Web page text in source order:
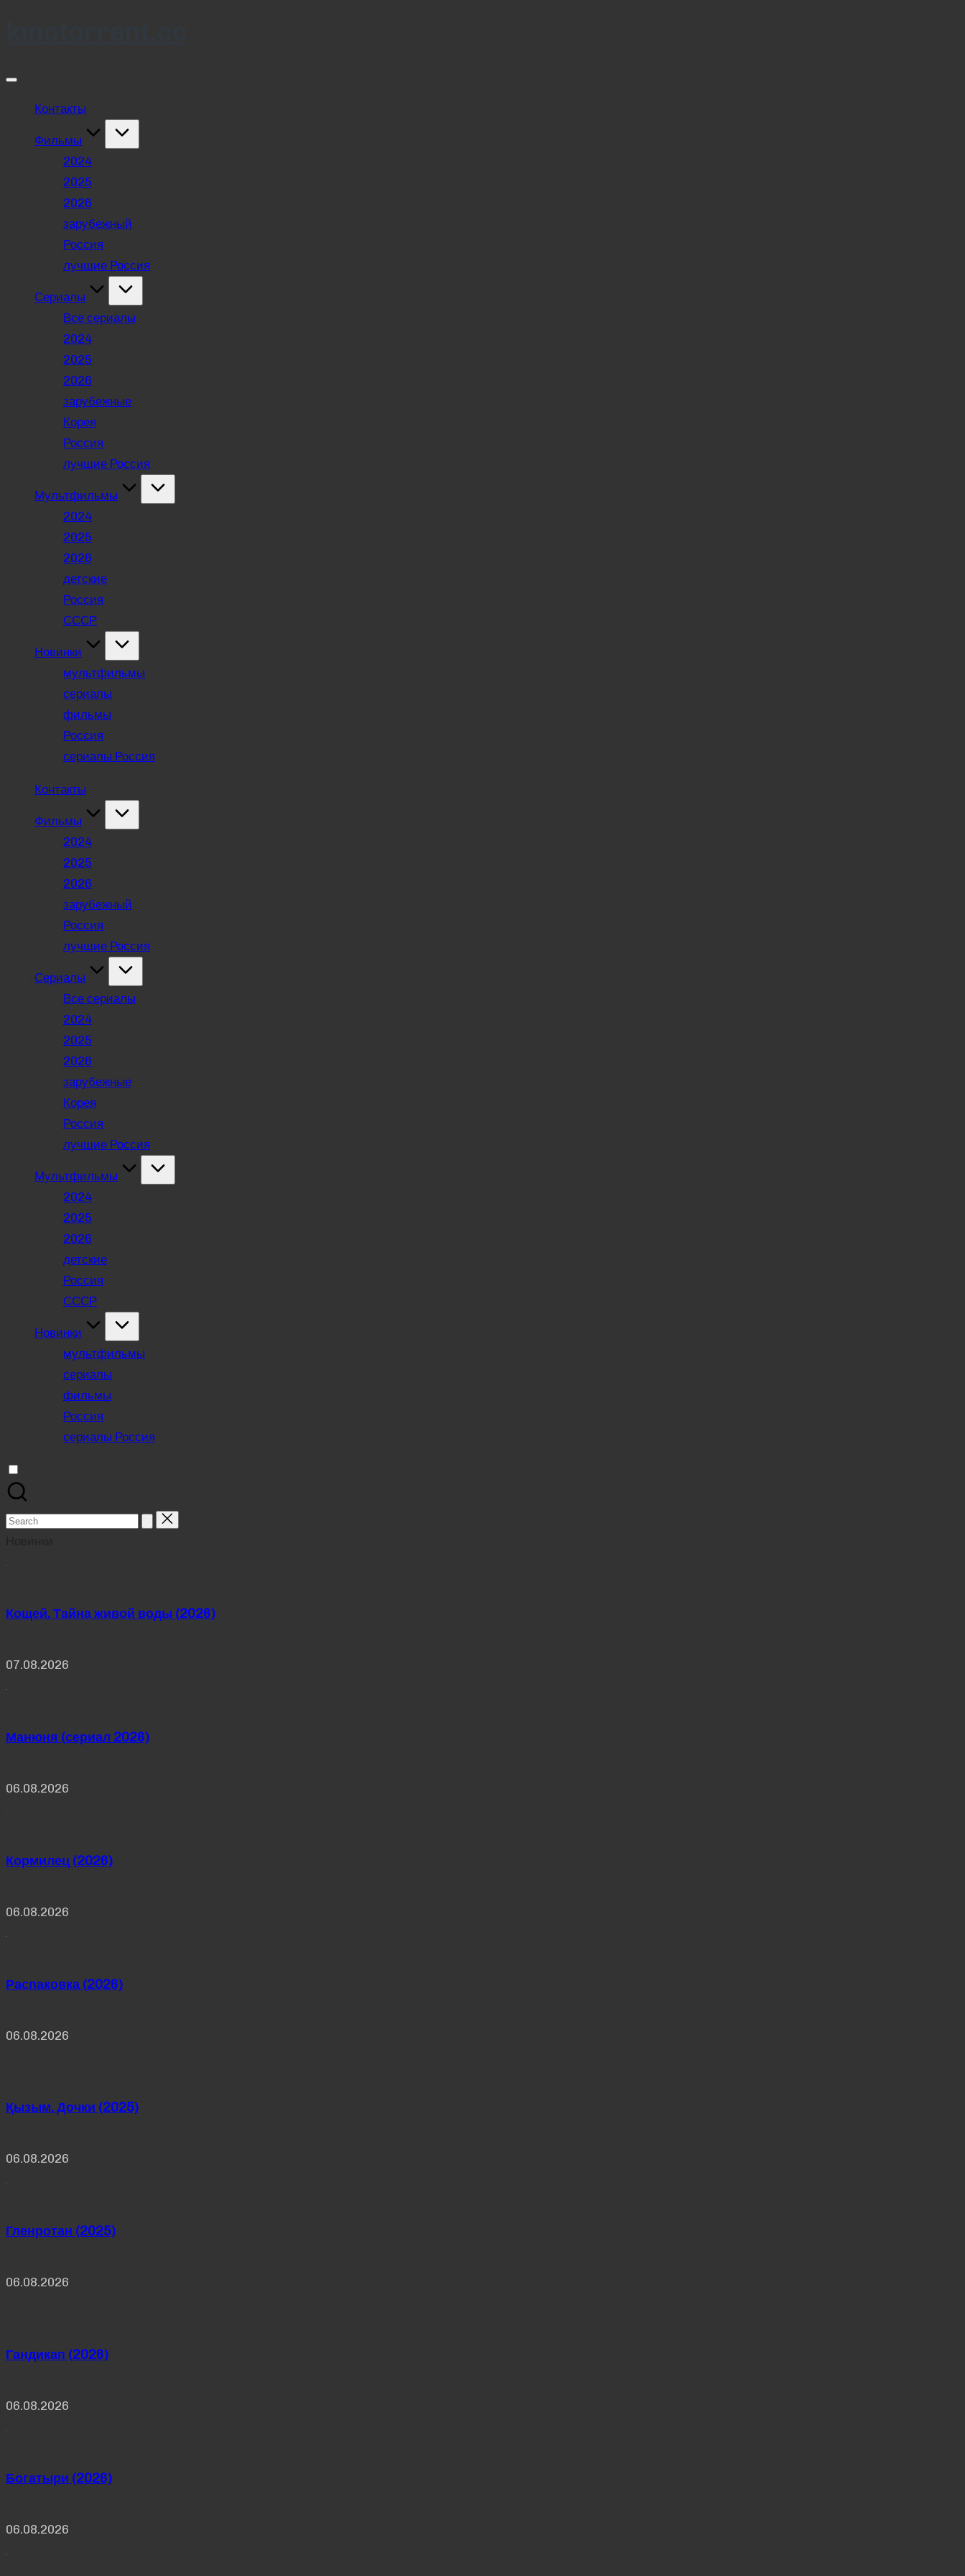
Контакты
Фильмы
2024
2025
2026
зарубежный
Россия
лучшие Россия
Сериалы
Все сериалы
2024
2025
2026
зарубежные
Корея
Россия
лучшие Россия
Мультфильмы
2024
2025
2026
детские
Россия
СССР
Новинки
мультфильмы
сериалы
фильмы
Россия
сериалы Россия
Контакты
Фильмы
2024
2025
2026
зарубежный
Россия
лучшие Россия
Сериалы
Все сериалы
2024
2025
2026
зарубежные
Корея
Россия
лучшие Россия
Мультфильмы
2024
2025
2026
детские
Россия
СССР
Новинки
мультфильмы
сериалы
фильмы
Россия
сериалы Россия
Search
Кощей. Тайна живой воды (2026)
07.08.2026
Манюня (сериал 2026)
06.08.2026
Кормилец (2026)
06.08.2026
Распаковка (2026)
06.08.2026
Қызым. Дочки (2025)
06.08.2026
Гленротан (2025)
06.08.2026
Гандикап (2026)
06.08.2026
Богатыри (2026)
06.08.2026